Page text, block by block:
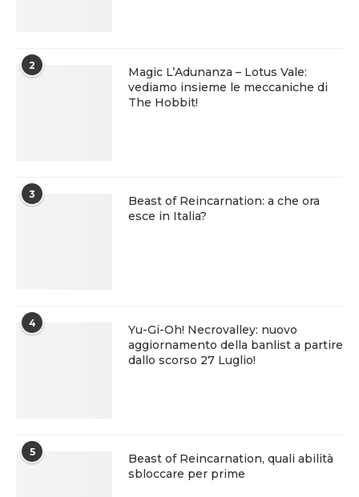
2
Magic L’Adunanza – Lotus Vale:
vediamo insieme le meccaniche di
The Hobbit!
3
Beast of Reincarnation: a che ora
esce in Italia?
4
Yu-Gi-Oh! Necrovalley: nuovo
aggiornamento della banlist a partire
dallo scorso 27 Luglio!
5
Beast of Reincarnation, quali abilità
sbloccare per prime